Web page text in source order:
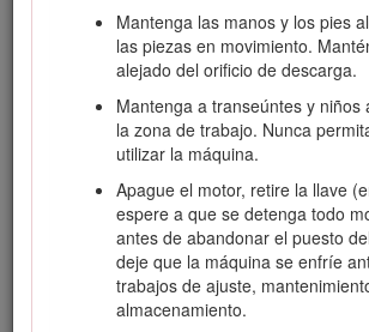
Mantenga las manos y los pies
las piezas en movimiento.
alejado del orificio de descarga.
Mantenga a transeúntes y niños
la zona de trabajo. Nunca
utilizar la máquina.
Apague el motor, retire la llave
espere a que se detenga todo
antes de abandonar el puesto
deje que la máquina se enfríe
trabajos de ajuste,
almacenamiento.
información adicional, póngase en
Distribuidor de Servicio Autorizado o con
Cliente Toro, y tenga a mano los números
de su producto. La Figura1identifica la
números de serie y de modelo en el
números en el espacio provisto.
Important: Con su dispositivo móvil,
código QR de la pegatina del número de
caso) para acceder a información sobre
piezas, y otra información sobre el